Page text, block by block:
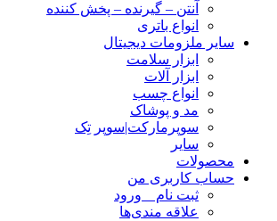
آنتن – گیرنده – پخش کننده
انواع باتری
سایر ملزومات دیجیتال
ابزار سلامت
ابزار آلات
انواع چسب
مد و پوشاک
سوپرمارکت|سوپر تِک
سایر
محصولات
حساب کاربری من
ثبت نام _ ورود
علاقه مندی‌ها